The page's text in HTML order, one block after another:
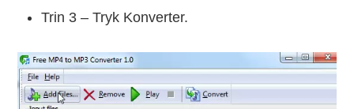
Trin 3 – Tryk Konverter.